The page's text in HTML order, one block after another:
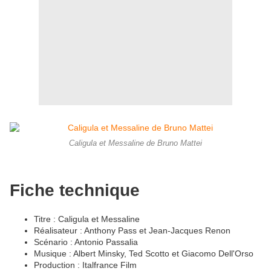
Caligula et Messaline de Bruno Mattei
Fiche technique
Titre : Caligula et Messaline
Réalisateur : Anthony Pass et Jean-Jacques Renon
Scénario : Antonio Passalia
Musique : Albert Minsky, Ted Scotto et Giacomo Dell'Orso
Production : Italfrance Film